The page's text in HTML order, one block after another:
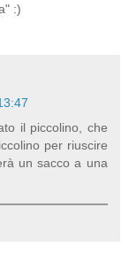
:)
il piccolino, che
per riuscire
un sacco a una